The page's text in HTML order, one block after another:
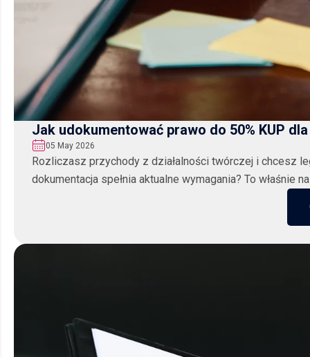
Jak udokumentować prawo do 50% KUP
05 May 2026
Rozliczasz przychody z działalności twórczej i chcesz
dokumentacja spełnia aktualne wymagania? To właśnie